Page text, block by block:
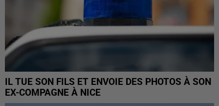
IL TUE SON FILS ET ENVOIE DES PHOTOS À SON
EX-COMPAGNE À NICE